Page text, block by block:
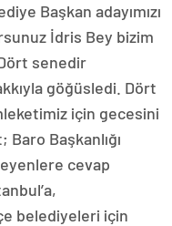
Başkan adayımızı
İdris Bey bizim
senedir
göğüsledi. Dört
için gecesini
Başkanlığı
cevap
belediyeleri için